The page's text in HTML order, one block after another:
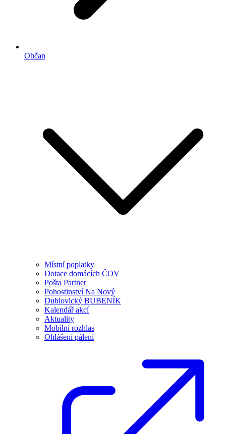
Občan
Místní poplatky
Dotace domácích ČOV
Pošta Partner
Pohostinství Na Nový
Dublovický BUBENÍK
Kalendář akcí
Aktuality
Mobilní rozhlas
Ohlášení pálení